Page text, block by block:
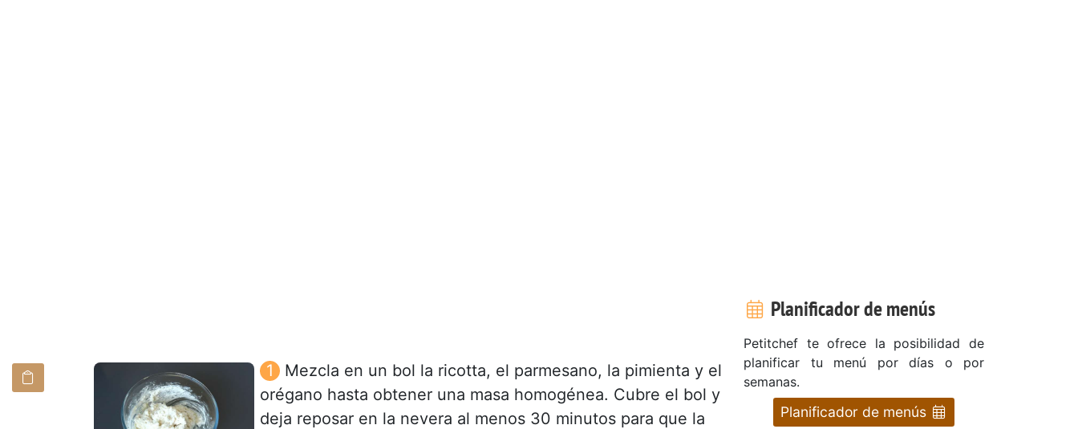
Mezcla en un bol la ricotta, el parmesano, la pimienta y el
orégano hasta obtener una masa homogénea. Cubre el bol y
deja reposar en la nevera al menos 30 minutos para que la
Planificador de menús
Petitchef te ofrece la posibilidad de
planificar tu menú por días o por
semanas.
Planificador de menús